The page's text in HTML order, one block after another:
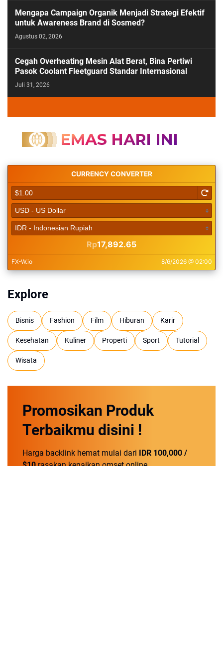
Mengapa Campaign Organik Menjadi Strategi Efektif
untuk Awareness Brand di Sosmed?
Agustus 02, 2026
Cegah Overheating Mesin Alat Berat, Bina Pertiwi
Pasok Coolant Fleetguard Standar Internasional
Juli 31, 2026
Explore
Bisnis Fashion Film Hiburan Karir
Kesehatan Kuliner Properti Sport Tutorial
Wisata
Promosikan Produk
Terbaikmu disini !
Harga backlink hemat mulai dari IDR 100,000 /
$10rasakan kenaikan omset online.